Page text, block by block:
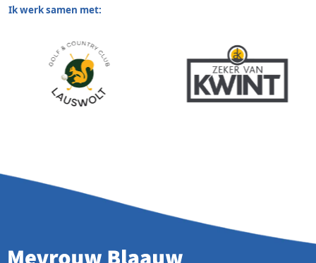
Ik werk samen met: